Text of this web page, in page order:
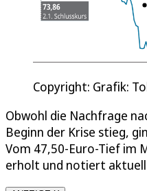
Copyright: Grafik:
Obwohl die Nachfrage
Beginn der Krise stieg,
Vom 47,50-Euro-Tief im
erholt und notiert aktuell